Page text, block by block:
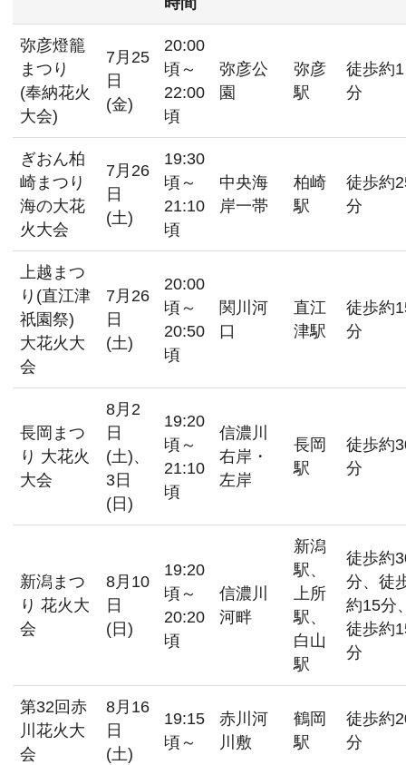
弥彦燈籠
まつり
(奉納花火
大会)
7月25
日
(金)
20:00
頃～
22:00
頃
弥彦公
園
弥彦
駅
徒歩約1
分
ぎおん柏
崎まつり
海の大花
火大会
7月26
日
(土)
19:30
頃～
21:10
頃
中央海
岸一帯
柏崎
駅
徒歩約
分
上越まつ
り(直江津
祇園祭)
大花火大
会
7月26
日
(土)
20:00
頃～
20:50
頃
関川河
口
直江
津駅
徒歩約
分
長岡まつ
り 大花火
大会
8月2
日
(土)、
3日
(日)
19:20
頃～
21:10
頃
信濃川
右岸・
左岸
長岡
駅
徒歩約
分
新潟まつ
り 花火大
会
8月10
日
(日)
19:20
頃～
20:20
頃
信濃川
河畔
新潟
駅、
上所
駅、
白山
駅
徒歩約
分、徒
約15分
徒歩約
分
第32回赤
川花火大
会
8月16
日
(土)
19:15
頃～
赤川河
川敷
鶴岡
駅
徒歩約
分